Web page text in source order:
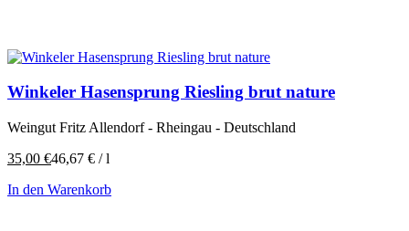
Winkeler Hasensprung Riesling brut nature
Weingut Fritz Allendorf - Rheingau - Deutschland
35,00 €46,67 € /l
In den Warenkorb